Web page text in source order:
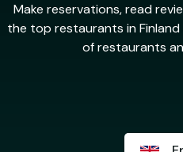
Make reservations, read
the top restaurants in Finland
of restaurants